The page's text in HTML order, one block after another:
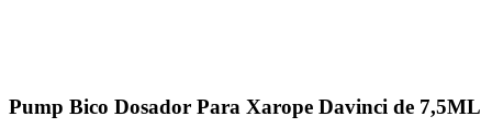
Pump Bico Dosador Para Xarope Davinci de 7,5ML